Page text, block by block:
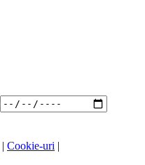
| Cookie-uri |